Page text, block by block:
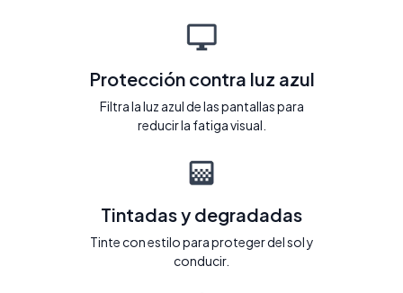
Protección contra luz azul
Filtra la luz azul de las pantallas para
reducir la fatiga visual.
Tintadas y degradadas
Tinte con estilo para proteger del sol y
conducir.